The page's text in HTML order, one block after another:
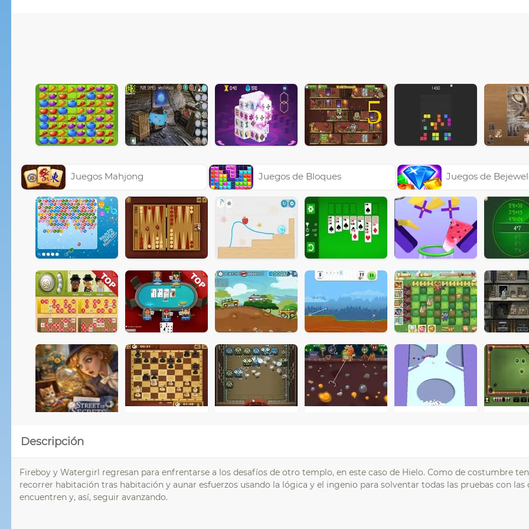
5
Juegos Mahjong Juegos de Bloques Juegos de
Descripción
Fireboy y Watergirl regresan para enfrentarse a los desafíos de otro templo, en este caso de Hielo. Como de costumbre
recorrer habitación tras habitación y aunar esfuerzos usando la lógica y el ingenio para solventar todas las pruebas con las
encuentren y, así, seguir avanzando.